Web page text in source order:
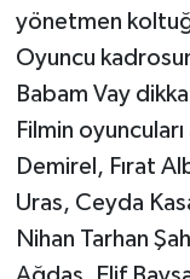
yönetmen
Oyuncu
Babam Vay
Filmin
Demirel, Fırat
Uras, Ceyda
Nihan Tarhan